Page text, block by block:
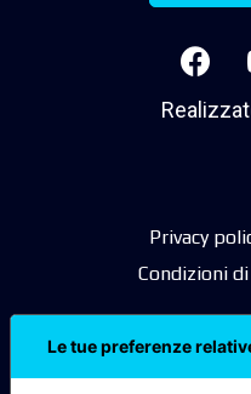
Privacy
Condizioni
Le tue preferenze